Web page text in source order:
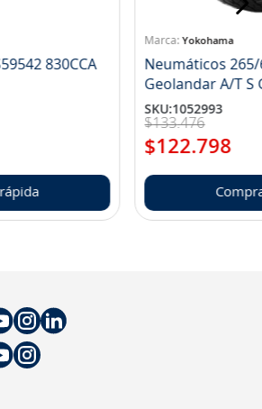
830CCA
Yokohama
Neumáticos 265/
SKU:1052993
$133.476
$122.798